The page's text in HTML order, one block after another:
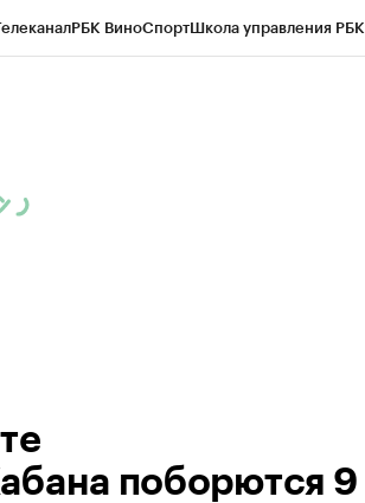
РБК ВиноСпортШкола управления РБК
поборются 9